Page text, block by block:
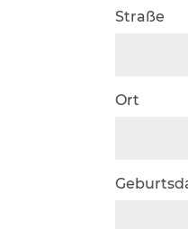
Straße
Ort